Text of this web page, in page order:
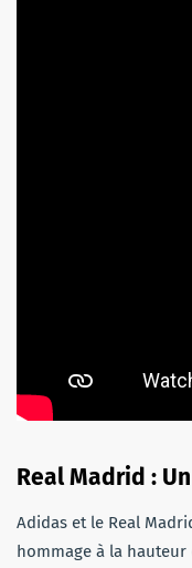
Real Madrid :
Adidas et le Real
hommage à la